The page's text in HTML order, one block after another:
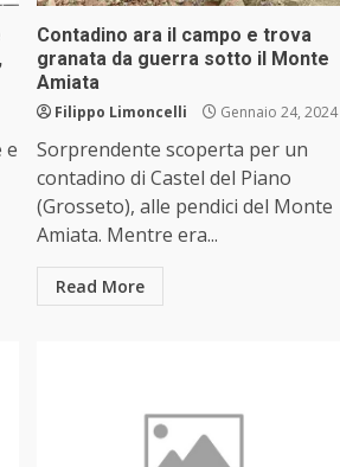
e
Contadino ara il campo e trova
granata da guerra sotto il Monte
Amiata
Filippo Limoncelli Gennaio 24, 2024
Sorprendente scoperta per un
contadino di Castel del Piano
(Grosseto), alle pendici del Monte
Amiata. Mentre era...
Read More